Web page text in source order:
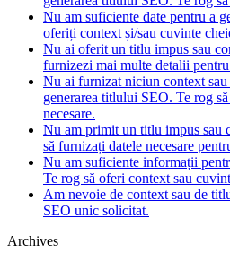
Nu am suficiente date pentru a
oferiți context și/sau cuvinte
Nu ai oferit un titlu impus sau
furnizezi mai multe detalii
Nu ai furnizat niciun context
generarea titlului SEO. Te rog
necesare.
Nu am primit un titlu impus sau
să furnizați datele necesare
Nu am suficiente informații
Te rog să oferi context sau
Am nevoie de context sau de
SEO unic solicitat.
Archives